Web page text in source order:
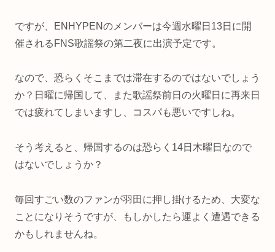
ですが、ENHYPENのメンバーは今週水曜日13日に開
催されるFNS歌謡祭の第二夜に出演予定です。
なので、恐らくそこまでは滞在するのではないでしょう
か？日曜に帰国して、また歌謡祭前日の火曜日に再来日
では疲れてしまいますし、コスパも悪いですしね。
そう考えると、帰国するのは恐らく14日木曜日なので
はないでしょうか？
毎回すごい数のファンが羽田に押し掛けるため、大変な
ことになりそうですが、もしかしたら運よく遭遇できる
かもしれませんね。